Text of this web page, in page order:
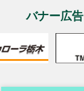
バナー広告